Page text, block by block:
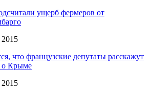
ущерб фермеров от
что французские депутаты расскажут
о Крыме